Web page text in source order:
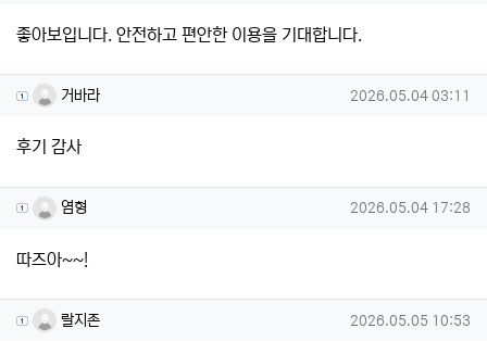
좋아보입니다. 안전하고 편안한 이용을 기대합니다.
거바라님의 댓글
거바라 작성일
2026.05.04 03:11
후기 감사
염형님의 댓글
염형 작성일
2026.05.04 17:28
따즈아~~!
랄지존님의 댓글
랄지존 작성일
2026.05.05 10:53